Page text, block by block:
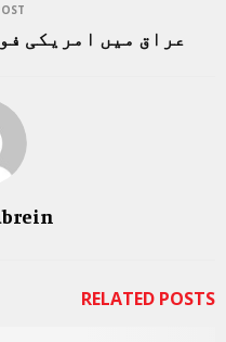
عراق میں امریکی
RELATED POSTS